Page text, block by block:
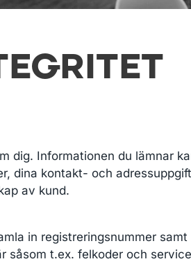
dig. Informationen du lämnar
dina kontakt- och
av kund.
in registreringsnummer
såsom t.ex. felkoder och